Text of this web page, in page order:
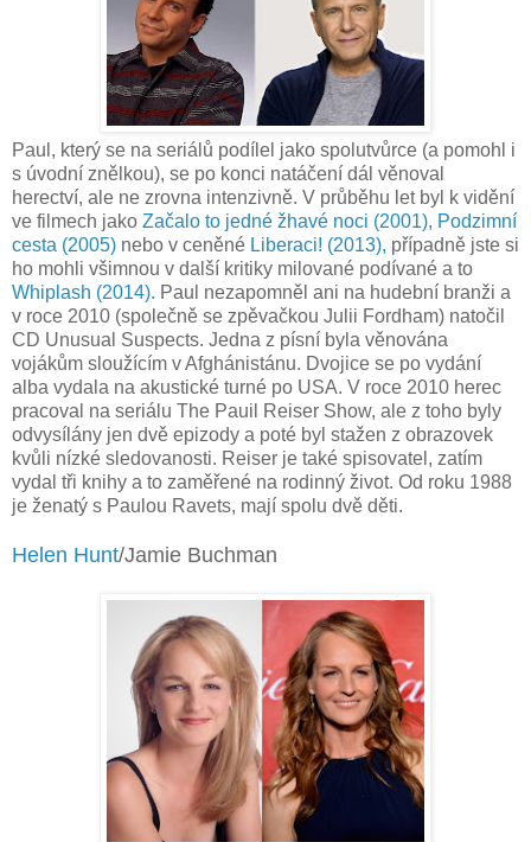
Paul, který se na seriálů podílel jako spolutvůrce (a pomohl i
s úvodní znělkou), se po konci natáčení dál věnoval
herectví, ale ne zrovna intenzivně. V průběhu let byl k vidění
ve filmech jako Začalo to jedné žhavé noci (2001), Podzimní
cesta (2005) nebo v ceněné Liberaci! (2013), případně jste si
ho mohli všimnou v další kritiky milované podívané a to
Whiplash (2014). Paul nezapomněl ani na hudební branži a
v roce 2010 (společně se zpěvačkou Julii Fordham) natočil
CD Unusual Suspects. Jedna z písní byla věnována
vojákům sloužícím v Afghánistánu. Dvojice se po vydání
alba vydala na akustické turné po USA. V roce 2010 herec
pracoval na seriálu The Pauil Reiser Show, ale z toho byly
odvysílány jen dvě epizody a poté byl stažen z obrazovek
kvůli nízké sledovanosti. Reiser je také spisovatel, zatím
vydal tři knihy a to zaměřené na rodinný život. Od roku 1988
je ženatý s Paulou Ravets, mají spolu dvě děti.
Helen Hunt/Jamie Buchman